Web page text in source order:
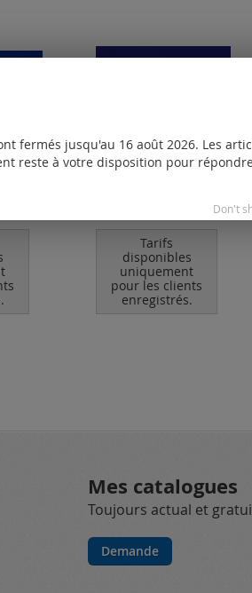
embout (clou inclus)
Tarifs
disponibles
uniquement
pour les clients
enregistrés.
Mes catalogues
Toujours actual et
Demande
fermés jusqu'au 16 août 2026. Les
reste à votre disposition pour
Don't